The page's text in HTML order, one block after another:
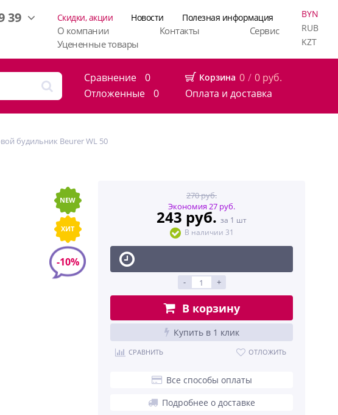
39 Скидки, акции Новости Полезная информация
О компании Контакты
Сервис
Уцененные товары
BYN
RUB
KZT
Сравнение
0
Отложенные
0
Корзина 0 / 0 руб.
Оплата и доставка
будильник Beurer WL 50
NEW
ХИТ
-10%
270 руб.
Экономия 27 руб.
243 руб. за 1 шт
В наличии 31
- +
В корзину
Купить в 1 клик
СРАВНИТЬ ОТЛОЖИТЬ
Все способы оплаты
Подробнее о доставке